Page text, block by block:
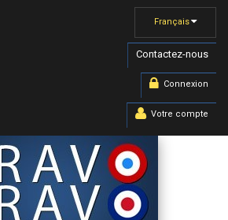
Français
Contactez-nous
Connexion
Votre compte